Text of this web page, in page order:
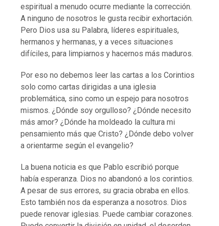
espiritual a menudo ocurre mediante la corrección.
A ninguno de nosotros le gusta recibir exhortación.
Pero Dios usa su Palabra, líderes espirituales,
hermanos y hermanas, y a veces situaciones
difíciles, para limpiarnos y hacernos más maduros.
Por eso no debemos leer las cartas a los Corintios
solo como cartas dirigidas a una iglesia
problemática, sino como un espejo para nosotros
mismos. ¿Dónde soy orgulloso? ¿Dónde necesito
más amor? ¿Dónde ha moldeado la cultura mi
pensamiento más que Cristo? ¿Dónde debo volver
a orientarme según el evangelio?
La buena noticia es que Pablo escribió porque
había esperanza. Dios no abandonó a los corintios.
A pesar de sus errores, su gracia obraba en ellos.
Esto también nos da esperanza a nosotros. Dios
puede renovar iglesias. Puede cambiar corazones.